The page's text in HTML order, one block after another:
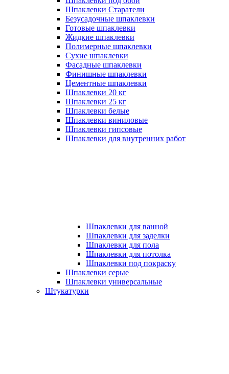
Шпаклевки Старатели
Безусадочные шпаклевки
Готовые шпаклевки
Жидкие шпаклевки
Полимерные шпаклевки
Сухие шпаклевки
Фасадные шпаклевки
Финишные шпаклевки
Цементные шпаклевки
Шпаклевки 20 кг
Шпаклевки 25 кг
Шпаклевки белые
Шпаклевки виниловые
Шпаклевки гипсовые
Шпаклевки для внутренних работ
Шпаклевки для ванной
Шпаклевки для заделки
Шпаклевки для пола
Шпаклевки для потолка
Шпаклевки под покраску
Шпаклевки серые
Шпаклевки универсальные
Штукатурки